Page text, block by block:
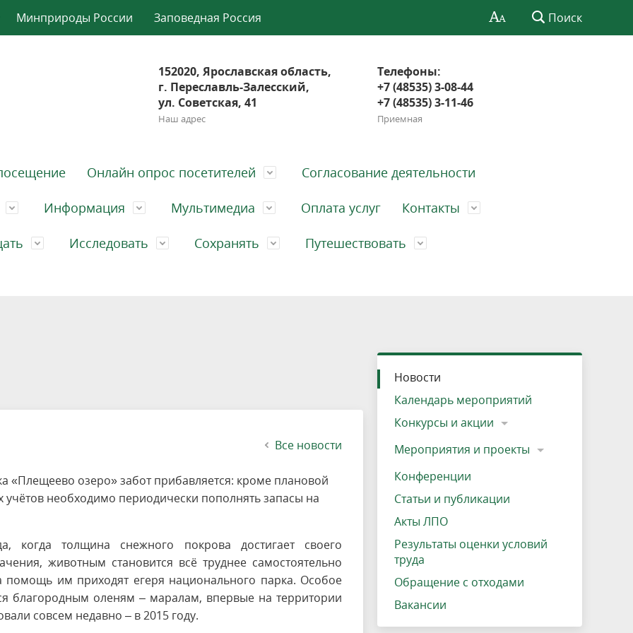
Минприроды России Заповедная Россия Поиск
152020, Ярославская область,
г. Переславль-Залесский,
ул. Советская, 41
Наш адрес
Телефоны:
+7 (48535) 3-08-44
+7 (48535) 3-11-46
Приемная
Озеро Плещеево
Вакансии
Онлайн опрос посетителей Согласование деятельности
Экологические тропы и туристские
маршруты
на озере Зоны для парусного спорта
Прокат велосипедов
Адрес, телефон, схема проезда
Информация
Результаты оценки условий труда
Мультимедиа Оплата услуг Контакты
Интерактивная карта
Исследовать Сохранять
Кадастр объектов животного мира, не
отнесенных к объектам охоты
Интерактивная карта
Путешествовать
Все новости
«Плещеево озеро» забот прибавляется: кроме плановой
необходимо периодически пополнять запасы на
когда толщина снежного покрова достигает своего
животным становится всё труднее самостоятельно
им приходят егеря национального парка. Особое
благородным оленям – маралам, впервые на территории
совсем недавно – в 2015 году.
Новости
Календарь мероприятий
Конкурсы и акции
Мероприятия и проекты
Конференции
Статьи и публикации
Акты ЛПО
Результаты оценки условий
труда
Обращение с отходами
Вакансии